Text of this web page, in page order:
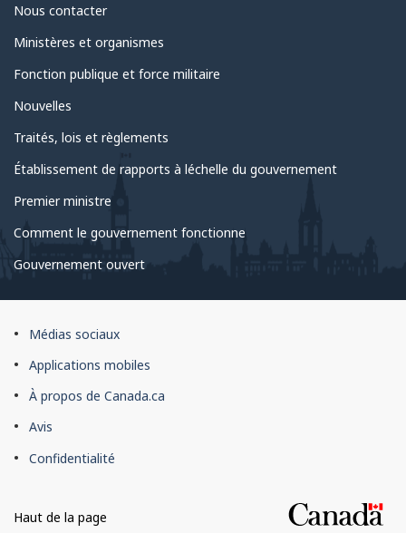
Nous contacter
Ministères et organismes
Fonction publique et force militaire
Nouvelles
Traités, lois et règlements
Établissement de rapports à léchelle du gouvernement
Premier ministre
Comment le gouvernement fonctionne
Gouvernement ouvert
À
propos
du
site
Médias sociaux
Applications mobiles
À propos de Canada.ca
Avis
Confidentialité
Haut de la page